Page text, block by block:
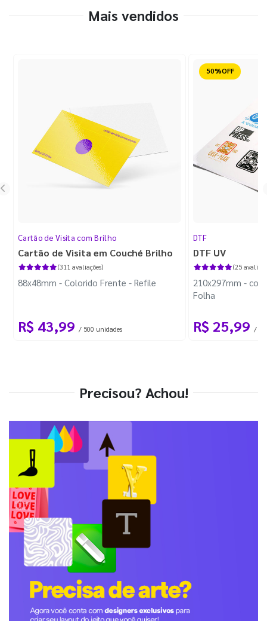
Mais vendidos
Cartão de Visita com Brilho
Cartão de Visita em Couché Brilho
(311 avaliações)
88x48mm - Colorido Frente - Refile
R$ 43,99 / 500 unidades
Reduzido
DTF
DTF UV
(25
210x297mm -
Folha
R$ 25,99 / 1
Precisou? Achou!